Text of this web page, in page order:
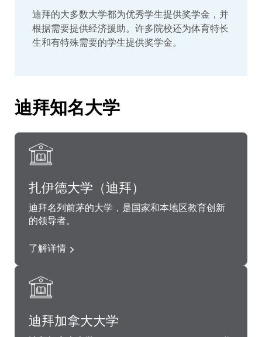
迪拜的大多数大学都为优秀学生提供奖学金，并
根据需要提供经济援助。许多院校还为体育特长
生和有特殊需要的学生提供奖学金。
迪拜知名大学
扎伊德大学（迪拜）
迪拜名列前茅的大学，是国家和本地区教育创新
的领导者。
了解详情
迪拜加拿大大学